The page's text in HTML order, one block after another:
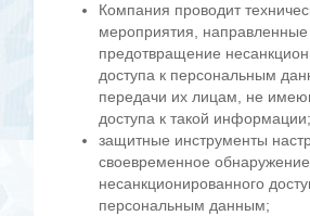
Компания проводит
мероприятия,
предотвращение
доступа к персональным
передачи их лицам, не
доступа к такой информации;
защитные инструменты
своевременное
несанкционированного
персональным данным;